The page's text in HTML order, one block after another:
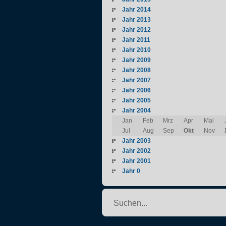
Jahr 2014
Jahr 2013
Jahr 2012
Jahr 2011
Jahr 2010
Jahr 2009
Jahr 2008
Jahr 2007
Jahr 2006
Jahr 2005
Jahr 2004
Jan
Feb Mrz Apr Mai
Jul
Aug Sep Okt Nov
Jahr 2003
Jahr 2002
Jahr 2001
Jahr 0